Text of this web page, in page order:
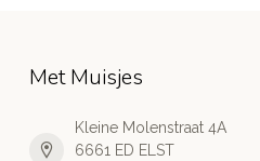
Met Muisjes
Kleine Molenstraat 4A
6661 ED ELST